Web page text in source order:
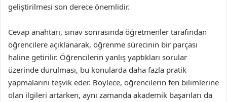
geliştirilmesi son derece önemlidir.
Cevap anahtarı, sınav sonrasında öğretmenler tarafından
öğrencilere açıklanarak, öğrenme sürecinin bir parçası
haline getirilir. Öğrencilerin yanlış yaptıkları sorular
üzerinde durulması, bu konularda daha fazla pratik
yapmalarını teşvik eder. Böylece, öğrencilerin fen bilimlerine
olan ilgileri artarken, aynı zamanda akademik başarıları da